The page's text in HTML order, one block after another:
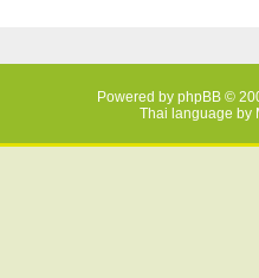
Powered by phpBB ©
Thai language by